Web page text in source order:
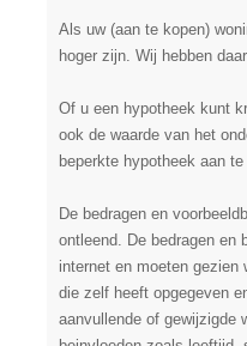
Als uw (aan te kopen)
hoger zijn. Wij hebben
Of u een hypotheek kunt
ook de waarde van het
beperkte hypotheek aan te
De bedragen en
ontleend. De bedragen en
internet en moeten gezien
die zelf heeft opgegeven
aanvullende of gewijzigde